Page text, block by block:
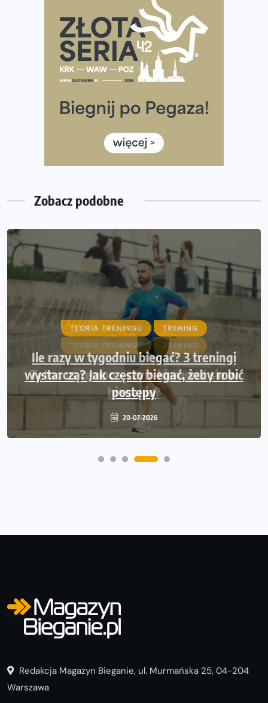
Rozbiegany Olsztyn szykuje się na weekend z
półmaratonem
Już w tę sobotę 35. Bieg Powstania Warszawskiego.
Wystartuje rekordowa liczba uczestników
35. Bieg Powstania Warszawskiego – praktyczny
Ile razy w tygodniu biegać? 3 treningi wystarczą? Jak
często biegać, żeby robić postępy
Już w ten weekend! Przed nami Nocny Portowy Maraton
i Półmaraton Szczeciński. Wszystko, co warto wiedzieć
Zobacz podobne
TEORIA TRENINGU TRENING
Ile razy w tygodniu biegać? 3 treningi
wystarczą? Jak często biegać, żeby robić
postępy
20-07-2026
Redakcja Magazyn Bieganie, ul. Murmańska 25, 04-204
Warszawa